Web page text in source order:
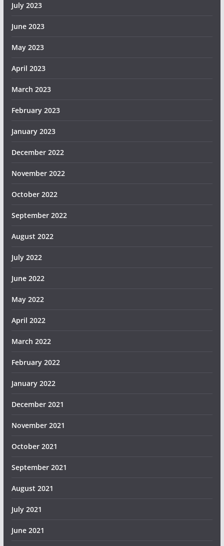
July 2023
June 2023
May 2023
April 2023
March 2023
February 2023
January 2023
December 2022
November 2022
October 2022
September 2022
August 2022
July 2022
June 2022
May 2022
April 2022
March 2022
February 2022
January 2022
December 2021
November 2021
October 2021
September 2021
August 2021
July 2021
June 2021